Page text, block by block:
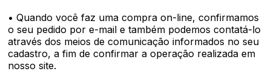
• Quando você faz uma compra on-line, confirmamos
o seu pedido por e-mail e também podemos contatá-lo
através dos meios de comunicação informados no seu
cadastro, a fim de confirmar a operação realizada em
nosso site.